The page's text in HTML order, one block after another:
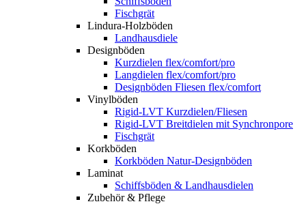
Fischgrät
Lindura-Holzböden
Landhausdiele
Designböden
Kurzdielen flex/comfort/pro
Langdielen flex/comfort/pro
Designböden Fliesen flex/comfort
Vinylböden
Rigid-LVT Kurzdielen/Fliesen
Rigid-LVT Breitdielen mit Synchronpore
Fischgrät
Korkböden
Korkböden Natur-Designböden
Laminat
Schiffsböden & Landhausdielen
Zubehör & Pflege